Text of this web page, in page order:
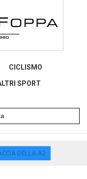
CICLISMO
SPORT
DELLA A2